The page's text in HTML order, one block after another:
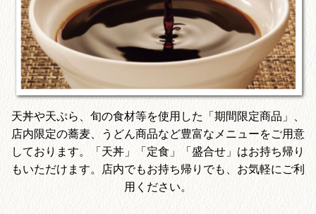
天丼や天ぷら、旬の食材等を使用した「期間限定商品」、
店内限定の蕎麦、うどん商品など豊富なメニューをご用意
しております。「天丼」「定食」「盛合せ」はお持ち帰り
もいただけます。店内でもお持ち帰りでも、お気軽にご利
用ください。